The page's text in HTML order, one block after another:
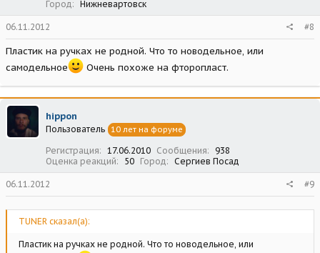
Город Нижневартовск
06.11.2012 #8
Пластик на ручках не родной. Что то новодельное, или
самодельное
Очень похоже на фторопласт.
hippon
Пользователь 10 лет на форуме
Регистрация 17.06.2010 Сообщения
938
Оценка реакций
50 Город Сергиев Посад
06.11.2012 #9
TUNER сказал(а):
Пластик на ручках не родной. Что то новодельное, или